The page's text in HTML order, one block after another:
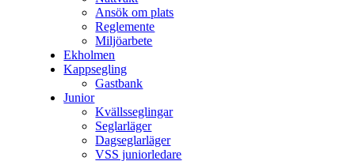
Ansök om plats
Reglemente
Miljöarbete
Ekholmen
Kappsegling
Gastbank
Junior
Kvällsseglingar
Seglarläger
Dagseglarläger
VSS juniorledare